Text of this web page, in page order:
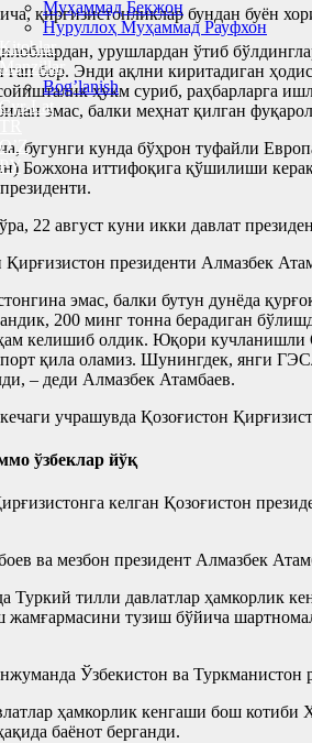
Муҳаммад Бекжон
Нуруллоҳ Муҳаммад Рауфхон
Kitoblar
Manzillar
Bog’lanish
Cyr-Lat
O’Z
РУ
қирғизистонликлар бундан буён
урушлардан ўтиб
гап бор. Энди ақлни киритадиган
ҳукм суриб, раҳбарларга
эмас, балки меҳнат қилган
бугунги кунда бўҳрон туфайли
Божхона иттифоқига қўшилиши
22 август куни икки давлат
Қирғизистон президенти Алмазбек
эмас, балки бутун дунёда
200 минг тонна берадиган
келишиб олдик. Юқори кучланишли
қила оламиз. Шунингдек, янги
– деди Алмазбек Атамбаев.
учрашувда Қозоғистон
ўзбеклар йўқ
келган Қозоғистон
ва мезбон президент Алмазбек
Туркий тилли давлатлар ҳамкорлик
жамғармасини тузиш бўйича
Ўзбекистон ва Туркманистон
ҳамкорлик кенгаши бош котиби
баёнот берганди.